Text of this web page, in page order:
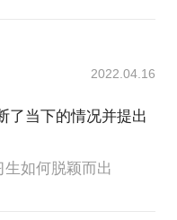
2022.04.16
了当下的情况并提出
如何脱颖而出